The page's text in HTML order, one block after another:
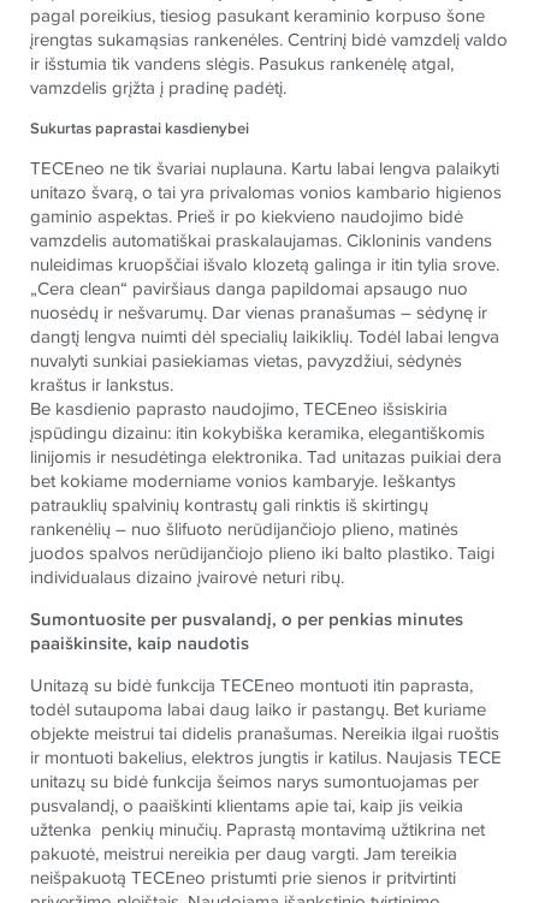
pagal poreikius, tiesiog pasukant keraminio korpuso šone
įrengtas sukamąsias rankenėles. Centrinį bidė vamzdelį valdo
ir išstumia tik vandens slėgis. Pasukus rankenėlę atgal,
vamzdelis grįžta į pradinę padėtį.
Sukurtas paprastai kasdienybei
TECEneo ne tik švariai nuplauna. Kartu labai lengva palaikyti
unitazo švarą, o tai yra privalomas vonios kambario higienos
gaminio aspektas. Prieš ir po kiekvieno naudojimo bidė
vamzdelis automatiškai praskalaujamas. Cikloninis vandens
nuleidimas kruopščiai išvalo klozetą galinga ir itin tylia srove.
„Cera clean“ paviršiaus danga papildomai apsaugo nuo
nuosėdų ir nešvarumų. Dar vienas pranašumas – sėdynę ir
dangtį lengva nuimti dėl specialių laikiklių. Todėl labai lengva
nuvalyti sunkiai pasiekiamas vietas, pavyzdžiui, sėdynės
kraštus ir lankstus.
Be kasdienio paprasto naudojimo,TECEneo išsiskiria
įspūdingu dizainu: itin kokybiška keramika, elegantiškomis
linijomis ir nesudėtinga elektronika. Tad unitazas puikiai dera
bet kokiame moderniame vonios kambaryje. Ieškantys
patrauklių spalvinių kontrastų gali rinktis iš skirtingų
rankenėlių – nuo šlifuoto nerūdijančiojo plieno, matinės
juodos spalvos nerūdijančiojo plieno iki balto plastiko. Taigi
individualaus dizaino įvairovė neturi ribų.
Sumontuosite per pusvalandį, o per penkias minutes
paaiškinsite, kaip naudotis
Unitazą su bidė funkcija TECEneo montuoti itin paprasta,
todėl sutaupoma labai daug laiko ir pastangų. Bet kuriame
objekte meistrui tai didelis pranašumas. Nereikia ilgai ruoštis
ir montuoti bakelius, elektros jungtis ir katilus. NaujasisTECE
unitazų su bidė funkcija šeimos narys sumontuojamas per
pusvalandį, o paaiškinti klientams apie tai, kaip jis veikia
užtenka penkių minučių. Paprastą montavimą užtikrina net
pakuotė, meistrui nereikia per daug vargti. Jam tereikia
neišpakuotą TECEneo pristumti prie sienos ir pritvirtinti